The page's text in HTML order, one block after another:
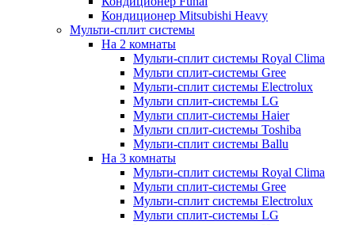
Кондиционер Mitsubishi Heavy
Мульти-сплит системы
На 2 комнаты
Мульти-сплит системы Royal Clima
Мульти сплит-системы Gree
Мульти-сплит системы Electrolux
Мульти сплит-системы LG
Мульти сплит-системы Haier
Мульти сплит-системы Toshiba
Мульти-сплит системы Ballu
На 3 комнаты
Мульти-сплит системы Royal Clima
Мульти сплит-системы Gree
Мульти-сплит системы Electrolux
Мульти сплит-системы LG